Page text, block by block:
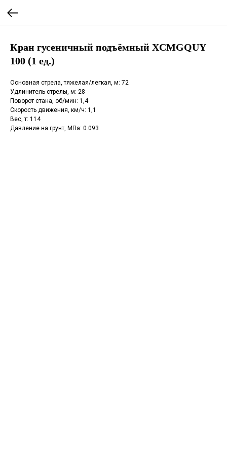
Кран гусеничный подъёмный XCMGQUY
100 (1 ед.)
Основная стрела, тяжелая/легкая, м: 72
Удлинитель стрелы, м: 28
Поворот стана, об/мин: 1,4
Скорость движения, км/ч: 1,1
Вес, т: 114
Давление на грунт, МПа: 0.093